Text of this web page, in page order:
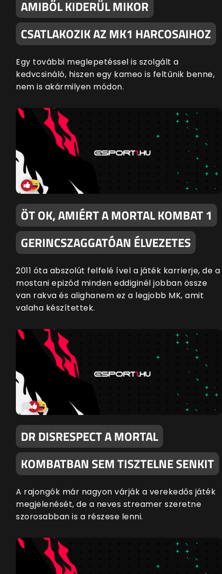
AMIBŐL KIDERÜL MIKOR
CSATLAKOZIK AZ MK1 HARCOSAIHOZ
Egy további meglepetéssel is szolgált a
kedvcsináló, hiszen egy kameo is feltűnik benne,
nem is akármilyen módon.
ÖT OK, AMIÉRT A MORTAL KOMBAT 1
GERINCSZAGGATÓAN ÉLVEZETES
2011 óta abszolút felfelé ível a játék karrierje, de a
mostani epizód minden eddiginél jobban össze
van rakva és alighanem ez a legjobb MK, amit
valaha készítettek.
DR DISRESPECT A MORTAL
KOMBATBAN SEM TISZTELNE SENKIT
A rajongók már nagyon várják a verekedős játék
megjelenését, de a neves streamer szeretne
szorosabban is a részese lenni.